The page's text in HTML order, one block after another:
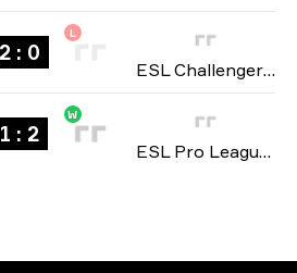
2 : 0
L
ESL Challenger League: Asia-Pacific Cup #2 2025
1 : 2
W
ESL Pro League: Asia Closed Qualifier season 22 2025